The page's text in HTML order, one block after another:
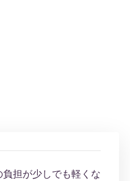
担が少しでも軽くな